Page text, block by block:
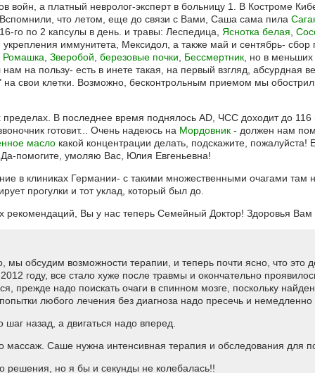
войн, а платный невролог-эксперт в больницу 1. В Костроме
что летом, еще до связи с Вами, Саша сама пила
го по 2 капсулы в день. и травы: Леспедица, Яснотка белая
иммунитета, Мексидол, а также май и сентябрь- сбор
Ромашка Зверобой березовые почки Бессмертник , но в
на пользу- есть в инете такая, на первый взгляд, абсурдная
свои клетки. Возможно, бесконтрольным приемом мы
В последнее время поднялось AD, ЧСС доходит до
готовит... Очень надеюсь на Мордовник - должен нам
масло какой концентрации делать, подскажите, пожалуйста!
помогите, умоляю Вас, Юлия Евгеньевна!
в клиниках Германии- с такими множественными очагами там
прогулки и тот уклад, который был до.
Вы у нас теперь Семейный Доктор! Здоровья Вам
мы обсудим возможности терапии, и теперь почти ясно, что
году, все стало хуже после травмы и окончательно
прежде надо поискать очаги в спинном мозге, поскольку
любого лечения без диагноза надо пресечь и немедленно
назад, а двигаться надо вперед.
массаж. Саше нужна интенсивная терапия и обследования для
решения, но я бы и секунды не колебалась!!